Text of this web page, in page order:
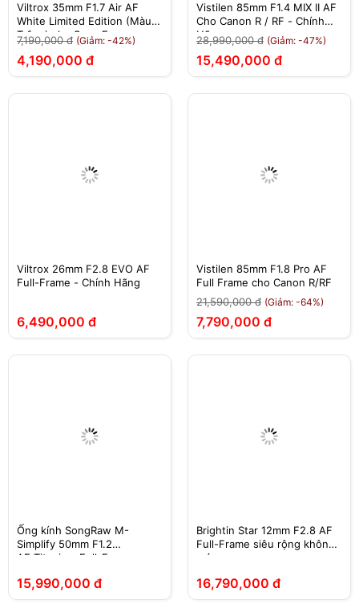
Viltrox 35mm F1.7 Air AF
White Limited Edition (Màu
Trắng) cho Sony E
7,190,000 đ (Giảm: -42%)
4,190,000 đ
Vistilen 85mm F1.4 MIX II AF
Cho Canon R / RF - Chính
Hãng
28,990,000 đ (Giảm: -47%)
15,490,000 đ
Viltrox 26mm F2.8 EVO AF
Full-Frame - Chính Hãng
6,490,000 đ
Vistilen 85mm F1.8 Pro AF
Full Frame cho Canon R/RF
21,590,000 đ (Giảm: -64%)
7,790,000 đ
Ống kính SongRaw M-
Simplify 50mm F1.2
AF Titanium Full-Frame
15,990,000 đ
Brightin Star 12mm F2.8 AF
Full-Frame siêu rộng không
méo
16,790,000 đ